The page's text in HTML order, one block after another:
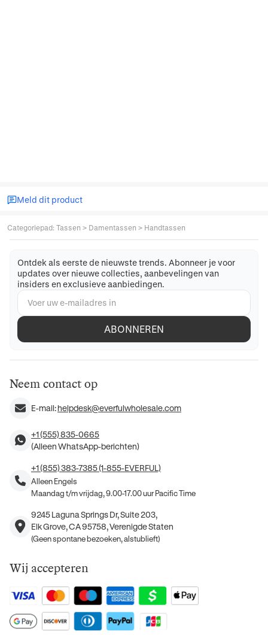
Meld dit product
Categoriepad: Tassen > Damentassen > Handtassen
Ontdek als eerste de nieuwste trends. Abonneer je voor
updates over nieuwe collecties, aanbevelingen van
insiders en exclusieve aanbiedingen.
ABONNEREN
Neem contact op
E-mail:helpdesk@everfulwholesale.com
+1 (555) 835-0665
(Alleen WhatsApp-berichten)
+1 (855) 383-7385 (1-855-EVERFUL)
Alleen Engels
Maandag t/m vrijdag, 9.00-17.00 uur Pacific Time
9245 Laguna Springs Dr, Suite 203,
Elk Grove, CA 95758, Verenigde Staten
(Geen spontane bezoeken, alstublieft)
Wij accepteren